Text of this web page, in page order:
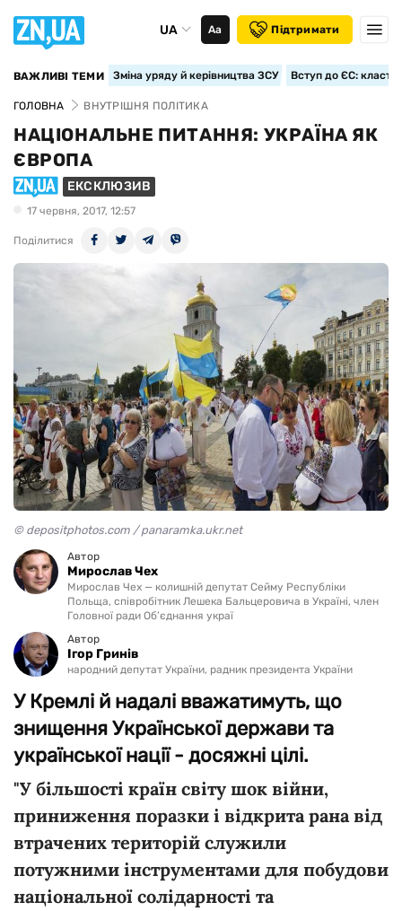
UA Аа Підтримати
ВАЖЛИВІ ТЕМИ Зміна уряду й керівництва ЗСУ Вступ до ЄС:
ГОЛОВНА ВНУТРІШНЯ ПОЛІТИКА
НАЦІОНАЛЬНЕ ПИТАННЯ: УКРАЇНА ЯК
ЄВРОПА
ЕКСКЛЮЗИВ
17 червня, 2017, 12:57
Поділитися
© depositphotos.com / panaramka.ukr.net
Автор
Мирослав Чех
Мирослав Чех — колишній депутат Сейму Республіки
Польща, співробітник Лешека Бальцеровича в Україні, член
Головної ради Об’єднання украї
Автор
Ігор Гринів
народний депутат України, радник президента України
У Кремлі й надалі вважатимуть, що
знищення Української держави та
української нації - досяжні цілі.
"У більшості країн світу шок війни,
приниження поразки і відкрита рана від
втрачених територій служили
потужними інструментами для побудови
національної солідарності та